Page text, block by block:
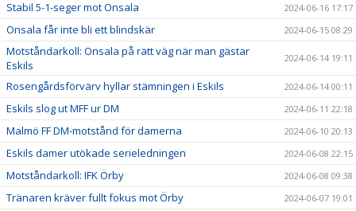
Stabil 5-1-seger mot Onsala 2024-06-16 17:17
Onsala får inte bli ett blindskär 2024-06-15 08:29
Motståndarkoll: Onsala på rätt väg när man gästar
Eskils
2024-06-14 19:11
Rosengårdsförvärv hyllar stämningen i Eskils 2024-06-14 00:11
Eskils slog ut MFF ur DM 2024-06-11 22:18
Malmö FF DM-motstånd för damerna 2024-06-10 20:13
Eskils damer utökade serieledningen 2024-06-08 22:15
Motståndarkoll: IFK Örby 2024-06-08 09:38
Tränaren kräver fullt fokus mot Örby 2024-06-07 19:01